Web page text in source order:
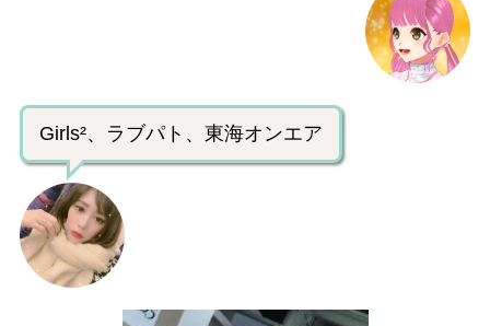
Girls²、ラブパト、東海オンエア